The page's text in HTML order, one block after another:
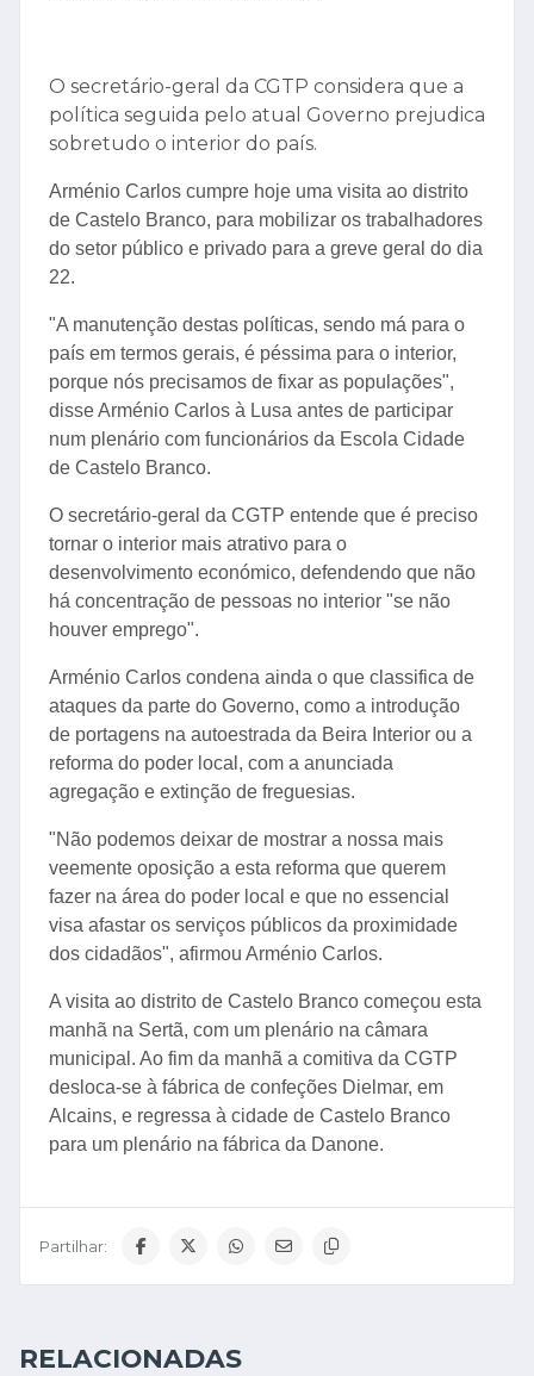
O secretário-geral da CGTP considera que a
política seguida pelo atual Governo prejudica
sobretudo o interior do país.
Arménio Carlos cumpre hoje uma visita ao distrito
de Castelo Branco, para mobilizar os trabalhadores
do setor público e privado para a greve geral do dia
22.
"A manutenção destas políticas, sendo má para o
país em termos gerais, é péssima para o interior,
porque nós precisamos de fixar as populações",
disse Arménio Carlos à Lusa antes de participar
num plenário com funcionários da Escola Cidade
de Castelo Branco.
O secretário-geral da CGTP entende que é preciso
tornar o interior mais atrativo para o
desenvolvimento económico, defendendo que não
há concentração de pessoas no interior "se não
houver emprego".
Arménio Carlos condena ainda o que classifica de
ataques da parte do Governo, como a introdução
de portagens na autoestrada da Beira Interior ou a
reforma do poder local, com a anunciada
agregação e extinção de freguesias.
"Não podemos deixar de mostrar a nossa mais
veemente oposição a esta reforma que querem
fazer na área do poder local e que no essencial
visa afastar os serviços públicos da proximidade
dos cidadãos", afirmou Arménio Carlos.
A visita ao distrito de Castelo Branco começou esta
manhã na Sertã, com um plenário na câmara
municipal. Ao fim da manhã a comitiva da CGTP
desloca-se à fábrica de confeções Dielmar, em
Alcains, e regressa à cidade de Castelo Branco
para um plenário na fábrica da Danone.
Partilhar:
RELACIONADAS